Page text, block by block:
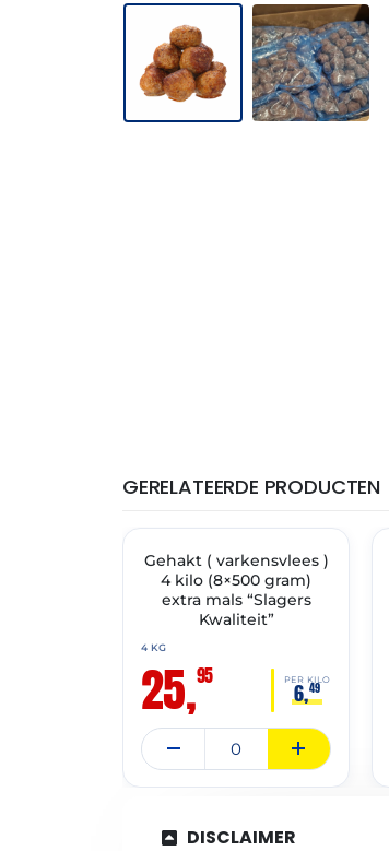
GERELATEERDE PRODUCTEN
✓ VAST ASSORTIMENT
Gehakt ( varkensvlees )
4 kilo (8×500 gram)
extra mals “Slagers
Kwaliteit”
4 KG
25,95 PER KILO
6,49
DISCLAIMER